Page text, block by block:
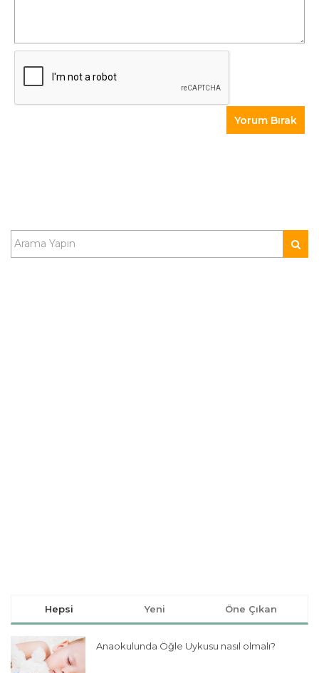
Hepsi Yeni Öne Çıkan
Anaokulunda Öğle Uykusu nasıl olmalı?